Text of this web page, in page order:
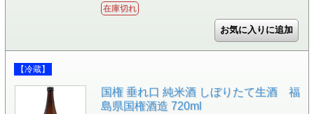
在庫切れ
【冷蔵】
国権 垂れ口 純米酒 しぼりたて生酒 福
島県国権酒造 720ml